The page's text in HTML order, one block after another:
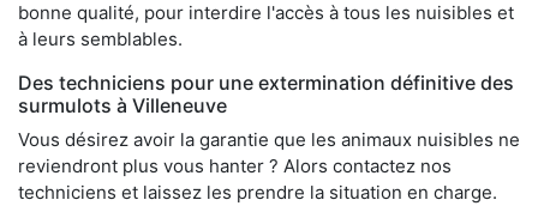
bonne qualité, pour interdire l'accès à tous les nuisibles et
à leurs semblables.
Des techniciens pour une extermination définitive des
surmulots à Villeneuve
Vous désirez avoir la garantie que les animaux nuisibles ne
reviendront plus vous hanter ? Alors contactez nos
techniciens et laissez les prendre la situation en charge.